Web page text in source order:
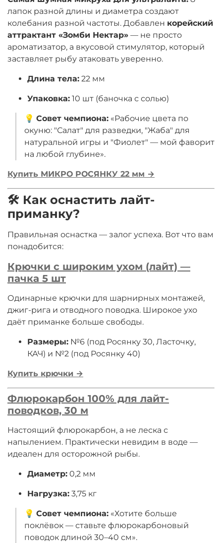
лапок разной длины и диаметра создают
колебания разной частоты. Добавлен корейский
аттрактант «Зомби Нектар» — не просто
ароматизатор, а вкусовой стимулятор, который
заставляет рыбу атаковать уверенно.
Длина тела: 22 мм
Упаковка: 10 шт (баночка с солью)
💡 Совет чемпиона: «Рабочие цвета по
окуню: "Салат" для разведки, "Жаба" для
натуральной игры и "Фиолет" — мой фаворит
на любой глубине».
Купить МИКРО РОСЯНКУ 22 мм →
🛠️ Как оснастить лайт-
приманку?
Правильная оснастка — залог успеха. Вот что вам
понадобится:
Крючки с широким ухом (лайт) —
пачка 5 шт
Одинарные крючки для шарнирных монтажей,
джиг-рига и отводного поводка. Широкое ухо
даёт приманке больше свободы.
Размеры: №6 (под Росянку 30, Ласточку,
КАЧ) и №2 (под Росянку 40)
Купить крючки →
Флюрокарбон 100% для лайт-
поводков, 30 м
Настоящий флюрокарбон, а не леска с
напылением. Практически невидим в воде —
идеален для осторожной рыбы.
Диаметр: 0,2 мм
Нагрузка: 3,75 кг
💡 Совет чемпиона: «Хотите больше
поклёвок — ставьте флюрокарбоновый
поводок длиной 30–40 см».